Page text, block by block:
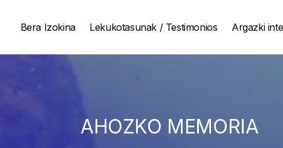
Bera Izokina Lekukotasunak / Testimonios Argazki
AHOZKO MEMORIA